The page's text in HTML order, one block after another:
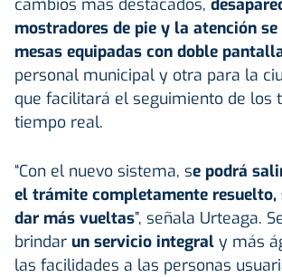
mostradores de pie y la atención
mesas equipadas con doble
personal municipal y otra para la
que facilitará el seguimiento de los
tiempo real.
“Con el nuevo sistema, se podrá
el trámite completamente resuelto,
dar más vueltas”, señala Urteaga.
brindar un servicio integral y más
las facilidades a las personas